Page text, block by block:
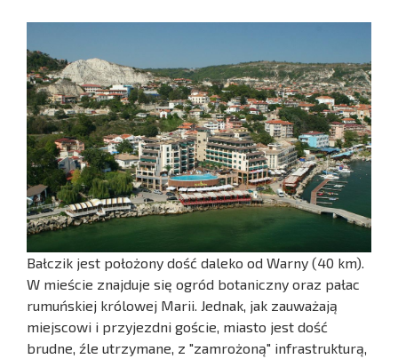
Bałczik jest położony dość daleko od Warny (40 km).
W mieście znajduje się ogród botaniczny oraz pałac
rumuńskiej królowej Marii. Jednak, jak zauważają
miejscowi i przyjezdni goście, miasto jest dość
brudne, źle utrzymane, z "zamrożoną" infrastrukturą,